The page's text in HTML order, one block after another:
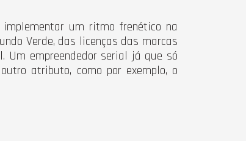
um ritmo frenético na
Verde, das licenças das marcas
Um empreendedor serial já que só
atributo, como por exemplo, o